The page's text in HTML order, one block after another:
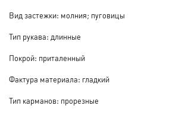
Вид застежки: молния; пуговицы
Тип рукава: длинные
Покрой: приталенный
Фактура материала: гладкий
Тип карманов: прорезные